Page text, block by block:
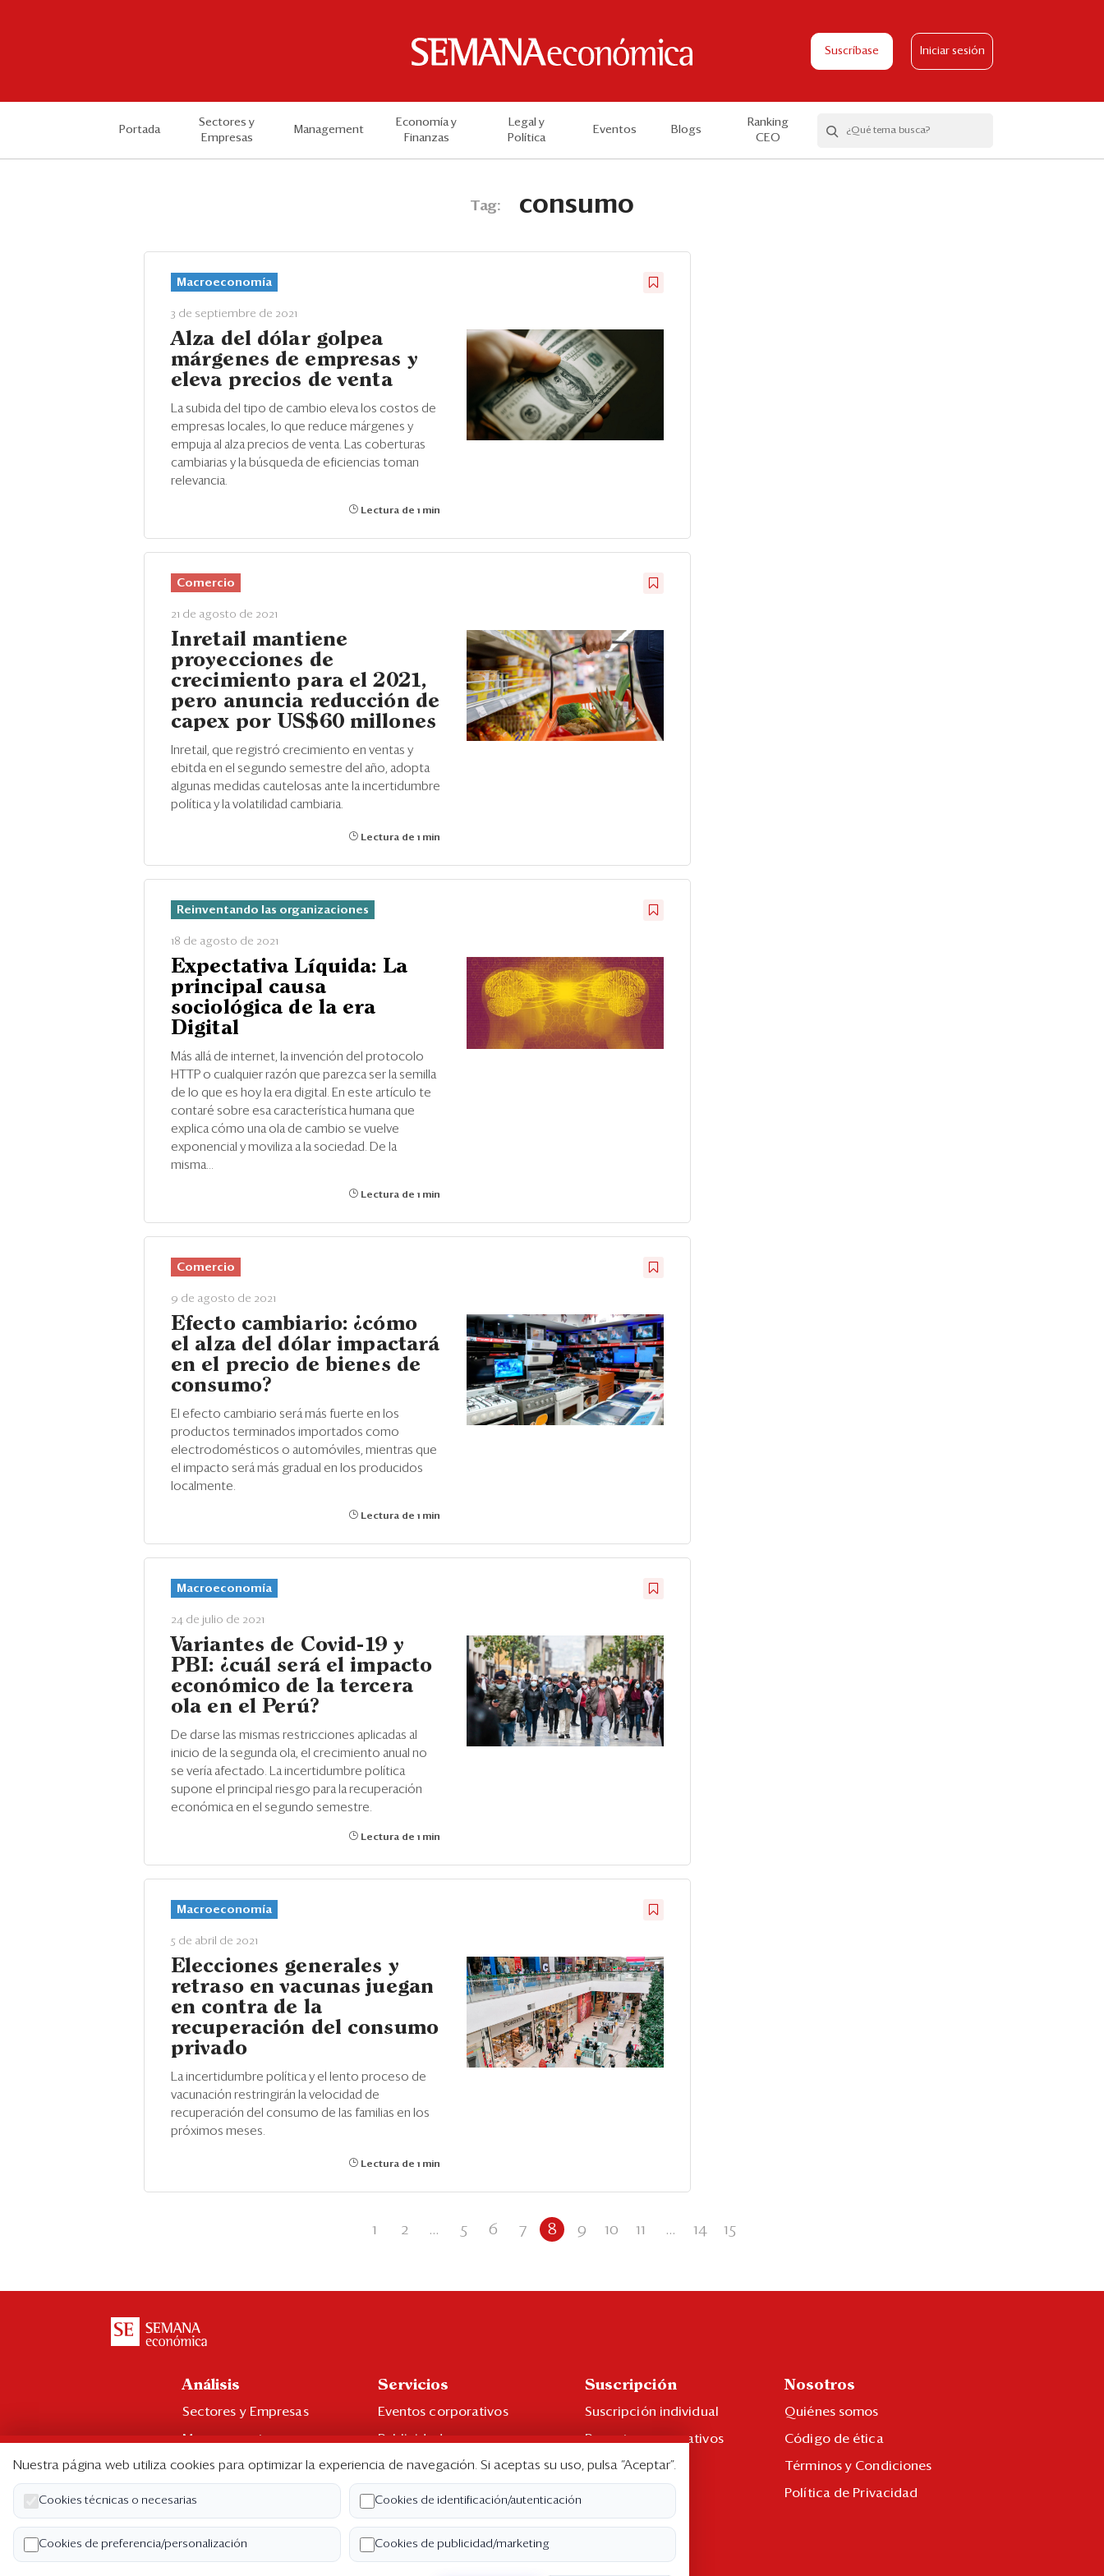
Suscríbase Iniciar sesión
Portada
Sectores y
Empresas
Management
Economía y
Finanzas
Legal y
Política
Eventos Blogs
Ranking
CEO
Tag: consumo
Macroeconomía
3 de septiembre de 2021
Alza del dólar golpea
márgenes de empresas y
eleva precios de venta
La subida del tipo de cambio eleva los costos de
empresas locales, lo que reduce márgenes y
empuja al alza precios de venta. Las coberturas
cambiarias y la búsqueda de eficiencias toman
relevancia.
Lectura de 1 min
Comercio
21 de agosto de 2021
Inretail mantiene
proyecciones de
crecimiento para el 2021,
pero anuncia reducción de
capex por US$60 millones
Inretail, que registró crecimiento en ventas y
ebitda en el segundo semestre del año, adopta
algunas medidas cautelosas ante la incertidumbre
política y la volatilidad cambiaria.
Lectura de 1 min
Reinventando las organizaciones
18 de agosto de 2021
Expectativa Líquida: La
principal causa
sociológica de la era
Digital
Más allá de internet, la invención del protocolo
HTTP o cualquier razón que parezca ser la semilla
de lo que es hoy la era digital. En este artículo te
contaré sobre esa característica humana que
explica cómo una ola de cambio se vuelve
exponencial y moviliza a la sociedad. De la
misma...
Lectura de 1 min
Comercio
9 de agosto de 2021
Efecto cambiario: ¿cómo
el alza del dólar impactará
en el precio de bienes de
consumo?
El efecto cambiario será más fuerte en los
productos terminados importados como
electrodomésticos o automóviles, mientras que
el impacto será más gradual en los producidos
localmente.
Lectura de 1 min
Macroeconomía
24 de julio de 2021
Variantes de Covid-19 y
PBI: ¿cuál será el impacto
económico de la tercera
ola en el Perú?
De darse las mismas restricciones aplicadas al
inicio de la segunda ola, el crecimiento anual no
se vería afectado. La incertidumbre política
supone el principal riesgo para la recuperación
económica en el segundo semestre.
Lectura de 1 min
Macroeconomía
5 de abril de 2021
Elecciones generales y
retraso en vacunas juegan
en contra de la
recuperación del consumo
privado
La incertidumbre política y el lento proceso de
vacunación restringirán la velocidad de
recuperación del consumo de las familias en los
próximos meses.
Lectura de 1 min
1 2 ... 5 6 7 8 9 10 11 ... 14 15
Análisis
Sectores y Empresas
Management
Economía y Finanzas
Ranking CEO
Blogs
Servicios
Eventos corporativos
Publicidad
Contáctenos
Libro de reclamaciones
Suscripción
Suscripción individual
Paquetes corporativos
Edición Impresa
Nosotros
Quiénes somos
Código de ética
Términos y Condiciones
Política de Privacidad
Nuestra página web utiliza cookies para optimizar la experiencia de navegación. Si aceptas su uso, pulsa “Aceptar”.
Cookies técnicas o necesarias Cookies de identificación/autenticación
Cookies de preferencia/personalización Cookies de publicidad/marketing